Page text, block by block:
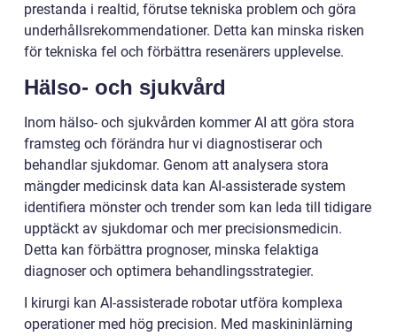
prestanda i realtid, förutse tekniska problem och göra
underhållsrekommendationer. Detta kan minska risken
för tekniska fel och förbättra resenärers upplevelse.
Hälso- och sjukvård
Inom hälso- och sjukvården kommer AI att göra stora
framsteg och förändra hur vi diagnostiserar och
behandlar sjukdomar. Genom att analysera stora
mängder medicinsk data kan AI-assisterade system
identifiera mönster och trender som kan leda till tidigare
upptäckt av sjukdomar och mer precisionsmedicin.
Detta kan förbättra prognoser, minska felaktiga
diagnoser och optimera behandlingsstrategier.
I kirurgi kan AI-assisterade robotar utföra komplexa
operationer med hög precision. Med maskininlärning